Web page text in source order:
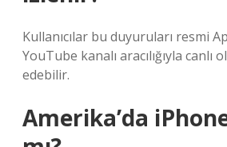
Kullanıcılar bu duyuruları resmi
YouTube kanalı aracılığıyla canlı
edebilir.
Amerika’da